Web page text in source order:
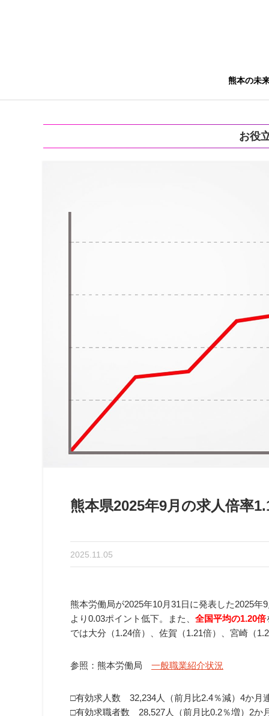
熊本の未
お役
熊本県2025年9月の求人倍率
2025.11.05
熊本労働局が2025年10月31日に発表した2025年
より0.03ポイント低下。また、 全国平均の1.20倍
では大分（1.24倍）、佐賀（1.21倍）、宮崎（
参照：熊本労働局 一般職業紹介状況
□有効求人数 32,234人（前月比2.4％減）4か月
□有効求職者数 28,527人（前月比0.2％増）2か